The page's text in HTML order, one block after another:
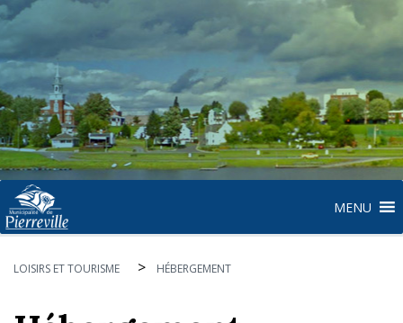
MENU
LOISIRS ET TOURISME > HÉBERGEMENT